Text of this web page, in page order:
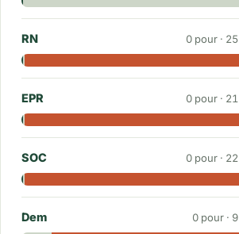
RN 0 pour · 25
EPR 0 pour · 21
SOC 0 pour · 22
Dem 0 pour · 9